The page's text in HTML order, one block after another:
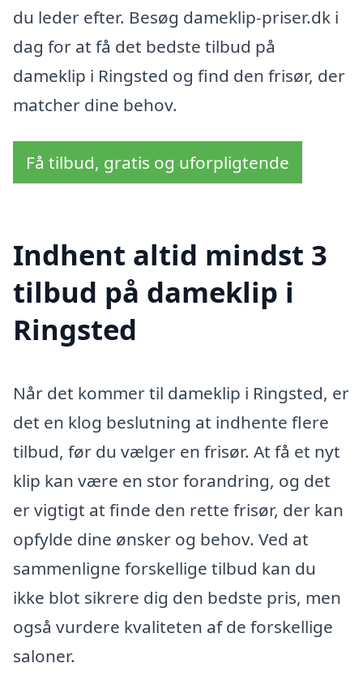
du leder efter. Besøg dameklip-priser.dk i
dag for at få det bedste tilbud på
dameklip i Ringsted og find den frisør, der
matcher dine behov.
Få tilbud, gratis og uforpligtende
Indhent altid mindst 3
tilbud på dameklip i
Ringsted
Når det kommer til dameklip i Ringsted, er
det en klog beslutning at indhente flere
tilbud, før du vælger en frisør. At få et nyt
klip kan være en stor forandring, og det
er vigtigt at finde den rette frisør, der kan
opfylde dine ønsker og behov. Ved at
sammenligne forskellige tilbud kan du
ikke blot sikrere dig den bedste pris, men
også vurdere kvaliteten af de forskellige
saloner.